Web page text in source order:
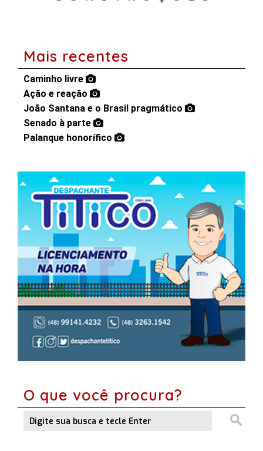
Mais recentes
Caminho livre
Ação e reação
João Santana e o Brasil pragmático
Senado à parte
Palanque honorífico
O que você procura?